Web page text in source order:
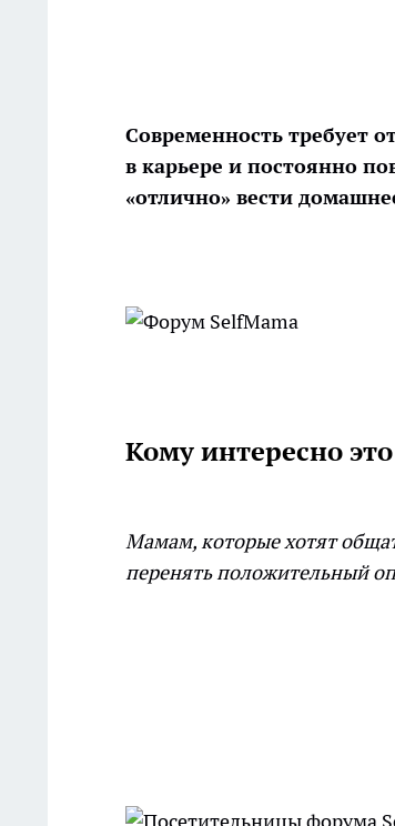
Современность требует
в карьере и постоянно
«отлично» вести
Кому интересно
Мамам, которые хотят
перенять положительный